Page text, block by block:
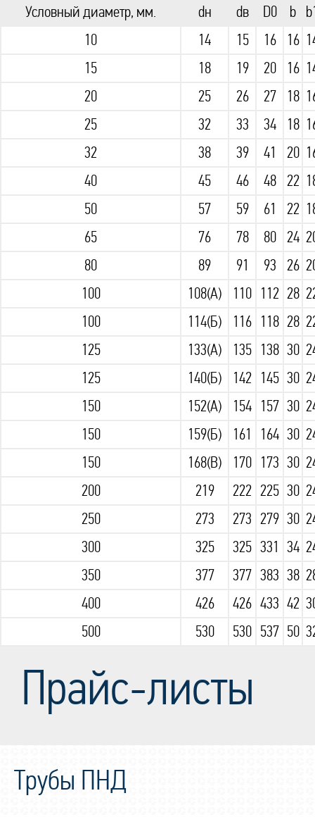
Условный диаметр, мм.
dн dв D0 b
10
14 15 16 16
15
18 19 20 16
20
25 26 27 18
25
32 33 34 18
32
38 39 41 20
40
45 46 48 22
50
57 59 61 22
65
76 78 80 24
80
89 91 93 26
100
108(А) 110 112 28
100
114(Б) 116 118 28
125
133(А) 135 138 30
125
140(Б) 142 145 30
150
152(А) 154 157 30
150
159(Б) 161 164 30
150
168(В) 170 173 30
200
219 222 225 30
250
273 273 279 30
300
325 325 331 34
350
377 377 383 38
400
426 426 433 42
500
530 530 537 50
Прайс-листы
Трубы ПНД